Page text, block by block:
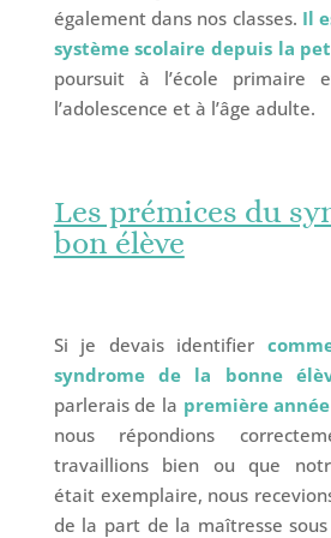
également dans nos classes. Il
système scolaire depuis la
poursuit à l’école primaire
l’adolescence et à l’âge adulte.
Les prémices du
bon élève
Si je devais identifier
syndrome de la bonne
parlerais de la première
nous répondions
travaillions bien ou que
était exemplaire, nous
de la part de la maîtresse